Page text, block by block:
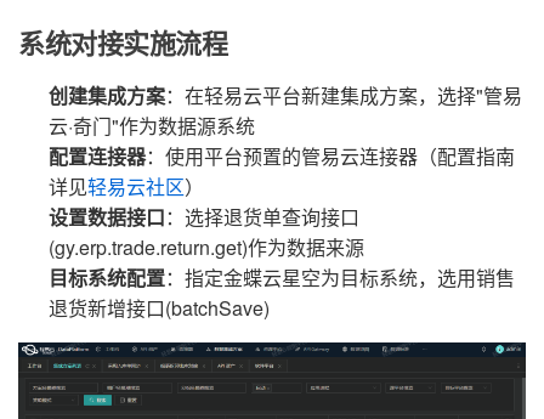
系统对接实施流程
创建集成方案：在轻易云平台新建集成方案，选择"管易
云·奇门"作为数据源系统
配置连接器：使用平台预置的管易云连接器（配置指南
详见轻易云社区）
设置数据接口：选择退货单查询接口
(gy.erp.trade.return.get)作为数据来源
目标系统配置：指定金蝶云星空为目标系统，选用销售
退货新增接口(batchSave)